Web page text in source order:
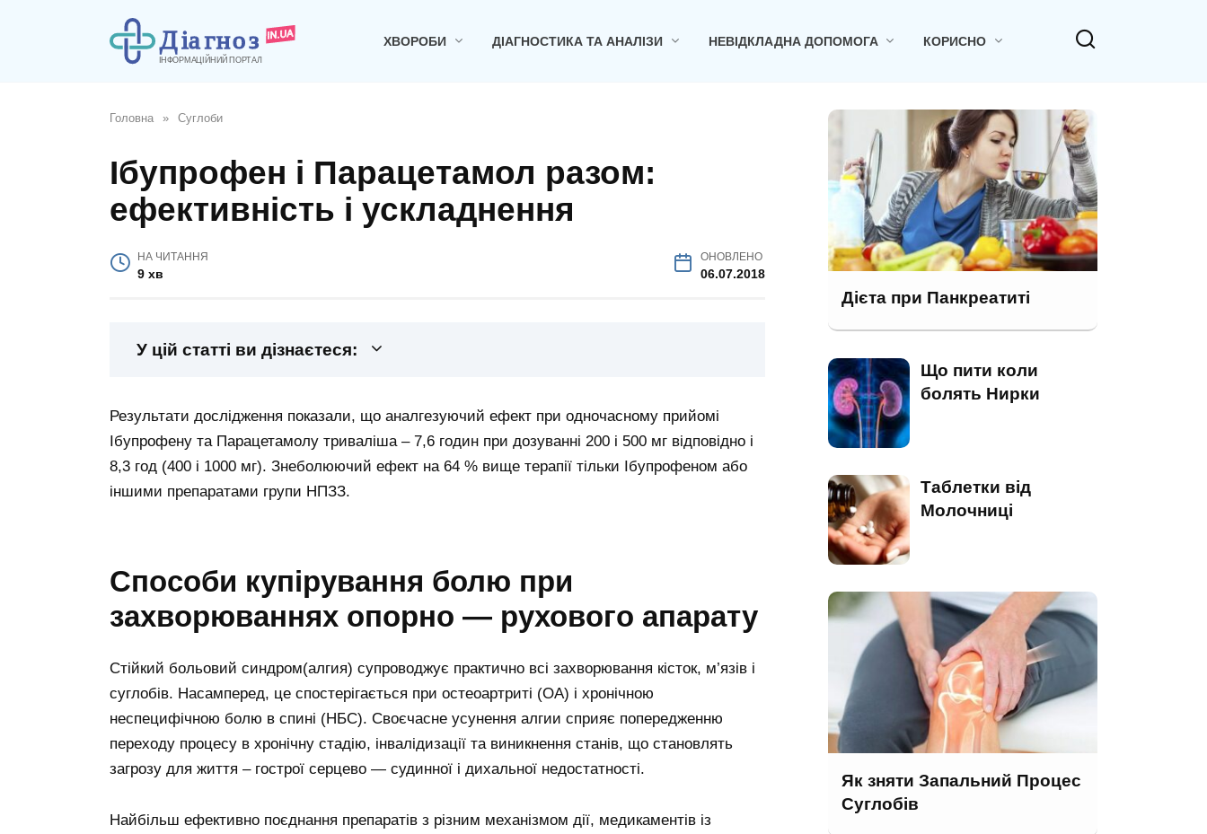
ХВОРОБИ ДІАГНОСТИКА ТА АНАЛІЗИ НЕВІДКЛАДНА ДОПОМОГА КОРИСНО
Головна » Суглоби
Ібупрофен і Парацетамол разом:
ефективність і ускладнення
НА ЧИТАННЯ
9 хв
ОНОВЛЕНО
06.07.2018
У цій статті ви дізнаєтеся:
Результати дослідження показали, що аналгезуючий ефект при одночасному прийомі
Ібупрофену та Парацетамолу триваліша – 7,6 годин при дозуванні 200 і 500 мг відповідно і
8,3 год (400 і 1000 мг). Знеболюючий ефект на 64 % вище терапії тільки Ібупрофеном або
іншими препаратами групи НПЗЗ.
Способи купірування болю при
захворюваннях опорно — рухового апарату
Стійкий больовий синдром(алгия) супроводжує практично всі захворювання кісток, м’язів і
суглобів. Насамперед, це спостерігається при остеоартриті (ОА) і хронічною
неспецифічною болю в спині (НБС). Своєчасне усунення алгии сприяє попередженню
переходу процесу в хронічну стадію, інвалідизації та виникнення станів, що становлять
загрозу для життя – гострої серцево — судинної і дихальної недостатності.
Найбільш ефективно поєднання препаратів з різним механізмом дії, медикаментів із
Дієта при Панкреатиті
Що пити коли
болять Нирки
Таблетки від
Молочниці
Як зняти Запальний Процес
Суглобів